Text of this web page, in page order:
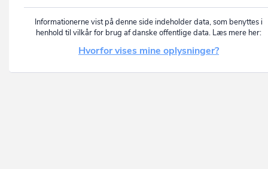
Informationerne vist på denne side indeholder data, som benyttes i
henhold til vilkår for brug af danske offentlige data. Læs mere her:
Hvorfor vises mine oplysninger?